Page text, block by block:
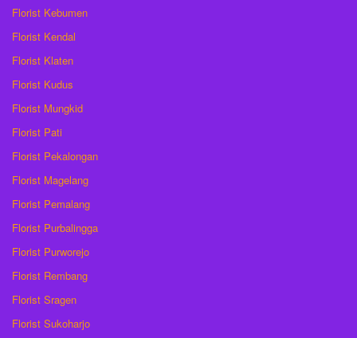
Florist Kebumen
Florist Kendal
Florist Klaten
Florist Kudus
Florist Mungkid
Florist Pati
Florist Pekalongan
Florist Magelang
Florist Pemalang
Florist Purbalingga
Florist Purworejo
Florist Rembang
Florist Sragen
Florist Sukoharjo